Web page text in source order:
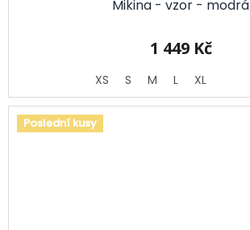
Mikina - vzor - modrá
1 449 Kč
XS S M L XL
Poslední kusy